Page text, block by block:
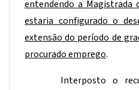
entendendo a Magistrada
estaria configurado o
extensão do período de
procurado emprego.
Interposto o